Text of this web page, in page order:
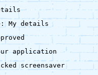
My details
application
screensaver